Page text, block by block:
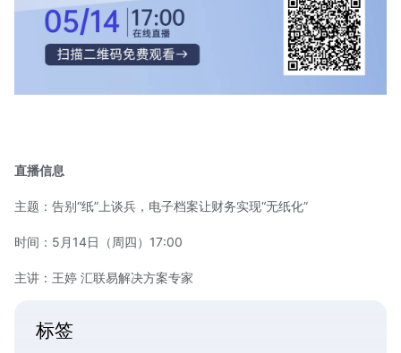
直播信息
主题：告别“纸”上谈兵，电子档案让财务实现“无纸化”
时间：5月14日（周四）17:00
主讲：王婷 汇联易解决方案专家
标签